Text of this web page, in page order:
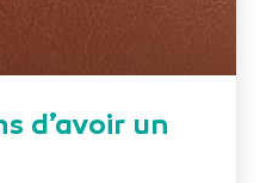
d’avoir un